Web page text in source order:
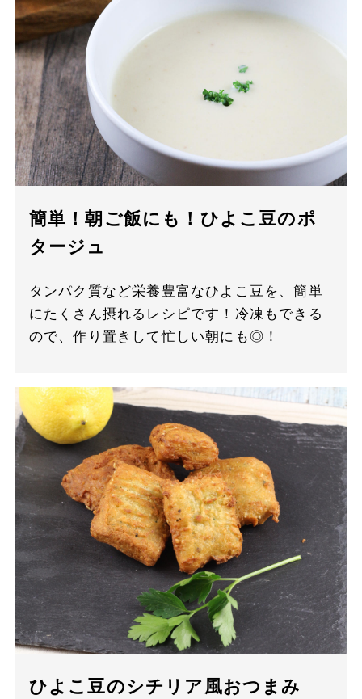
簡単！朝ご飯にも！ひよこ豆のポ
タージュ
タンパク質など栄養豊富なひよこ豆を、簡単
にたくさん摂れるレシピです！冷凍もできる
ので、作り置きして忙しい朝にも◎！
ひよこ豆のシチリア風おつまみ